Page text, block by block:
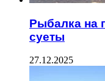
Рыбалка на
суеты
27.12.2025